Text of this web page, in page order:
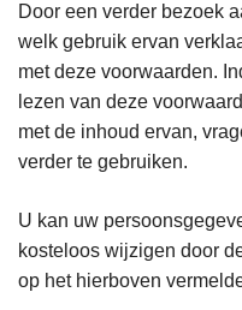
Door een verder bezoek
welk gebruik ervan
met deze voorwaarden.
lezen van deze
met de inhoud ervan,
verder te gebruiken.
U kan uw
kosteloos wijzigen door
op het hierboven